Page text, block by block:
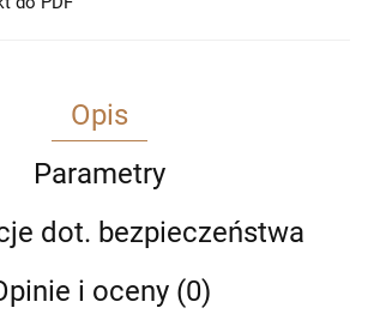
Opis
Parametry
dot. bezpieczeństwa
i oceny (0)